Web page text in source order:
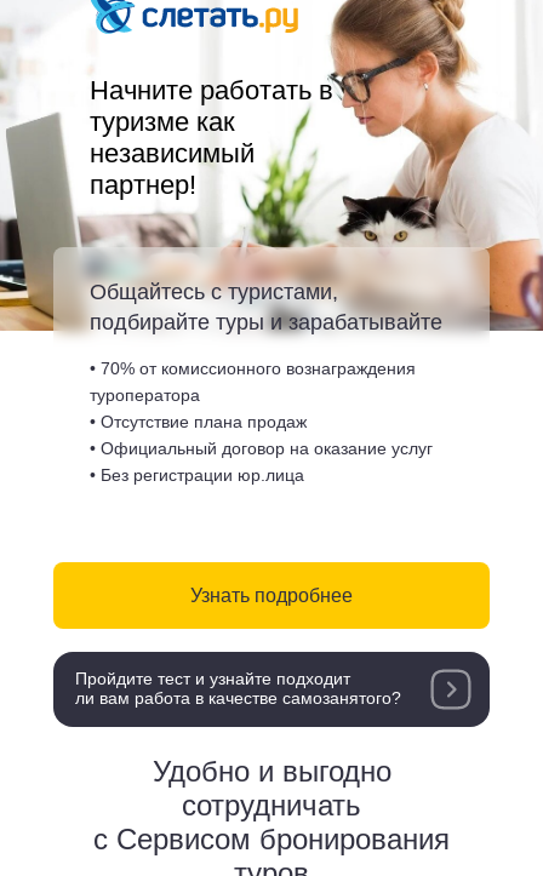
Начните работать в
туризме как
независимый
партнер!
Общайтесь с туристами,
подбирайте туры и зарабатывайте
• 70% от комиссионного вознаграждения
туроператора
• Отсутствие плана продаж
• Официальный договор на оказание услуг
• Без регистрации юр.лица
Узнать подробнее
Пройдите тест и узнайте подходит
ли вам работа в качестве самозанятого?
Удобно и выгодно
сотрудничать
с Сервисом бронирования